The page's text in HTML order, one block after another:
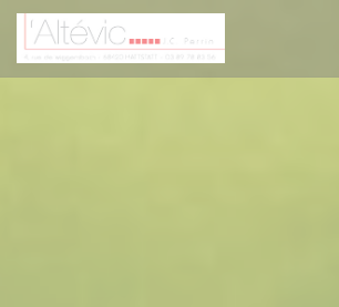
Cookies beheer paneel